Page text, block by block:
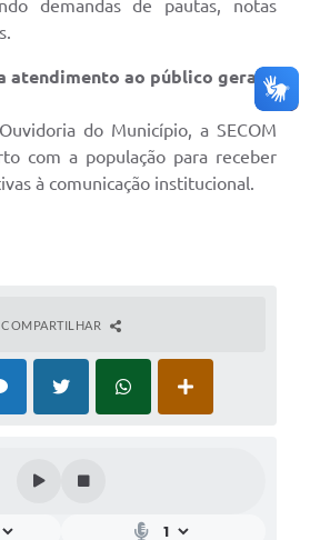
demandas de pautas, notas
atendimento ao público geral?
do Município, a SECOM
com a população para receber
à comunicação institucional.
COMPARTILHAR